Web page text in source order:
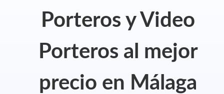
Porteros y Video
Porteros al mejor
precio en Málaga